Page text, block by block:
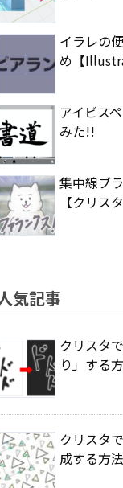
イラレの
め【
アイビス
みた!!
集中線ブ
【クリスタ
気記事
クリスタ
り」する
クリスタ
成する方法